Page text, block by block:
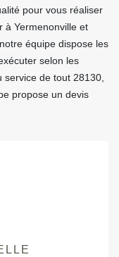
pour vous réaliser
à Yermenonville et
équipe dispose les
selon les
de tout 28130,
propose un devis